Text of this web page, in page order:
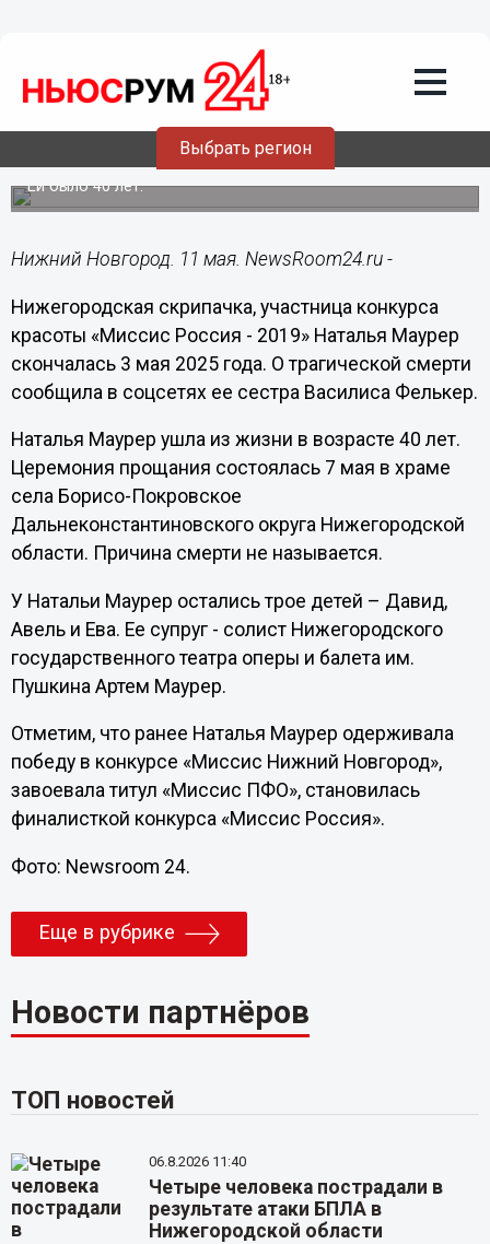
Выбрать регион
Скончалась нижегородская скрипачка
и участница «Миссис Россия» Наталья
Ей было 40 лет.
Нижний Новгород. 11 мая. NewsRoom24.ru -
Нижегородская скрипачка, участница конкурса
красоты «Миссис Россия - 2019» Наталья Маурер
скончалась 3 мая 2025 года. О трагической смерти
сообщила в соцсетях ее сестра Василиса Фелькер.
Наталья Маурер ушла из жизни в возрасте 40 лет.
Церемония прощания состоялась 7 мая в храме
села Борисо-Покровское
Дальнеконстантиновского округа Нижегородской
области. Причина смерти не называется.
У Натальи Маурер остались трое детей – Давид,
Авель и Ева. Ее супруг - солист Нижегородского
государственного театра оперы и балета им.
Пушкина Артем Маурер.
Отметим, что ранее Наталья Маурер одерживала
победу в конкурсе «Миссис Нижний Новгород»,
завоевала титул «Миссис ПФО», становилась
финалисткой конкурса «Миссис Россия».
Фото: Newsroom 24.
Еще в рубрике
Новости партнёров
ТОП новостей
06.8.2026 11:40
Четыре человека пострадали в
результате атаки БПЛА в
Нижегородской области